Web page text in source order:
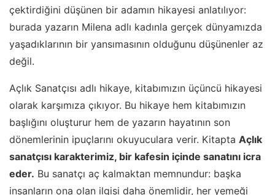
çektirdiğini düşünen bir adamın hikayesi anlatılıyor:
burada yazarın Milena adlı kadınla gerçek dünyamızda
yaşadıklarının bir yansımasının olduğunu düşünenler az
değil.
Açlık Sanatçısı adlı hikaye, kitabımızın üçüncü hikayesi
olarak karşımıza çıkıyor. Bu hikaye hem kitabımızın
başlığını oluşturur hem de yazarın hayatının son
dönemlerinin ipuçlarını okuyuculara verir. Kitapta Açlık
sanatçısı karakterimiz, bir kafesin içinde sanatını icra
eder. Bu sanatçı aç kalmaktan memnundur: başka
insanların ona olan ilgisi daha önemlidir, her yemeği